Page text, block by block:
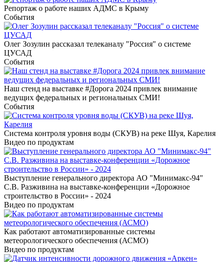
Репортаж о работе наших АДМС в Крыму
События
Олег Зозулин рассказал телеканалу "Россия" о системе
ЦУСАД
События
Наш стенд на выставке #Дорога 2024 привлек внимание
ведущих федеральных и региональных СМИ!
События
Система контроля уровня воды (СКУВ) на реке Шуя, Карелия
Видео по продуктам
Выступление генерального директора АО "Минимакс-94"
С.В. Разживина на выставке-конференции «Дорожное
строительство в России» - 2024
Видео по продуктам
Как работают автоматизированные системы
метеорологического обеспечения (АСМО)
Видео по продуктам